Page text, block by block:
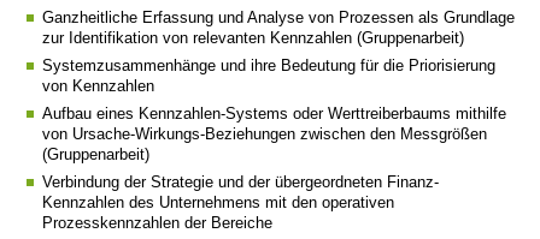
Ganzheitliche Erfassung und Analyse von Prozessen als Grundlage
zur Identifikation von relevanten Kennzahlen (Gruppenarbeit)
Systemzusammenhänge und ihre Bedeutung für die Priorisierung
von Kennzahlen
Aufbau eines Kennzahlen-Systems oder Werttreiberbaums mithilfe
von Ursache-Wirkungs-Beziehungen zwischen den Messgrößen
(Gruppenarbeit)
Verbindung der Strategie und der übergeordneten Finanz-
Kennzahlen des Unternehmens mit den operativen
Prozesskennzahlen der Bereiche